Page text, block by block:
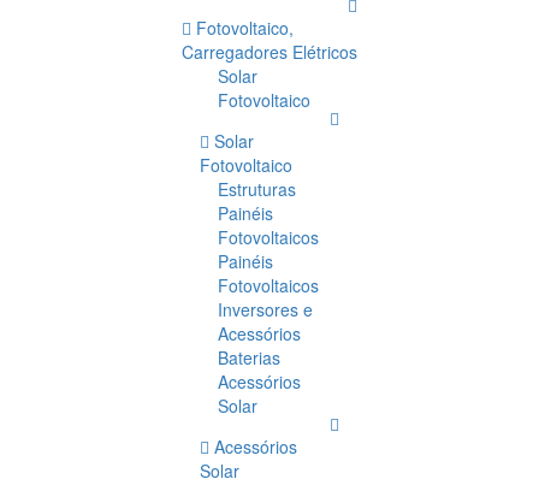
Fotovoltaico,
Carregadores Elétricos
Solar
Fotovoltaico
Solar
Fotovoltaico
Estruturas
Painéis
Fotovoltaicos
Painéis
Fotovoltaicos
Inversores e
Acessórios
Baterias
Acessórios
Solar
Acessórios
Solar